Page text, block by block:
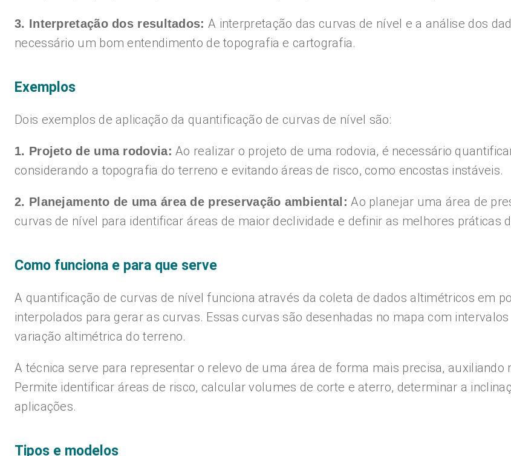
3. Interpretação dos resultados: A interpretação das curvas de nível e a análise dos
necessário um bom entendimento de topografia e cartografia.
Exemplos
Dois exemplos de aplicação da quantificação de curvas de nível são:
1. Projeto de uma rodovia: Ao realizar o projeto de uma rodovia, é necessário
considerando a topografia do terreno e evitando áreas de risco, como encostas instáveis.
2. Planejamento de uma área de preservação ambiental: Ao planejar uma área de
curvas de nível para identificar áreas de maior declividade e definir as melhores práticas
Como funciona e para que serve
A quantificação de curvas de nível funciona através da coleta de dados altimétricos em
interpolados para gerar as curvas. Essas curvas são desenhadas no mapa com
variação altimétrica do terreno.
A técnica serve para representar o relevo de uma área de forma mais precisa,
Permite identificar áreas de risco, calcular volumes de corte e aterro, determinar a
aplicações.
Tipos e modelos